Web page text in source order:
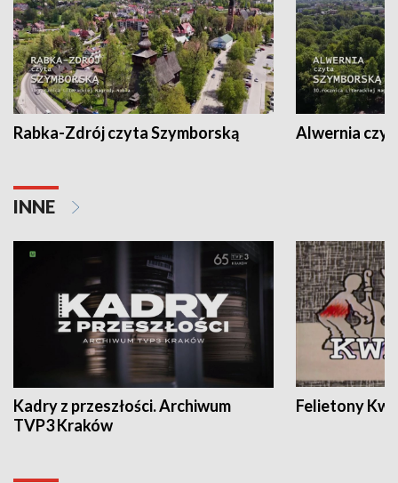
Rabka-Zdrój czyta Szymborską Alwernia
INNE
Kadry z przeszłości. Archiwum
TVP3 Kraków
Felietony